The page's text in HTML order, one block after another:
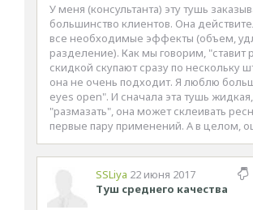
У меня (консультанта) эту тушь
большинство клиентов. Она
все необходимые эффекты (объем,
разделение). Как мы говорим, "ставит
скидкой скупают сразу по нескольку
она не очень подходит. Я люблю
eyes open". И сначала эта тушь
"размазать", она может склеивать
первые пару применений. А в целом,
SSLiya 22 июня 2017
Туш среднего качества